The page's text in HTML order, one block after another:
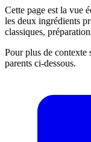
Cette page est la vue
les deux ingrédients
classiques,
Pour plus de contexte
parents ci-dessous.